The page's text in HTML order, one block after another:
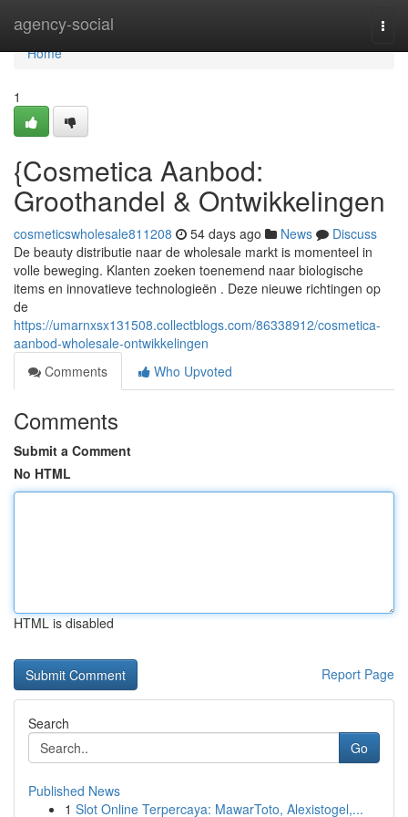
agency-social
Home
Home
1
{Cosmetica Aanbod:
Groothandel & Ontwikkelingen
cosmeticswholesale811208 54 days ago News
Discuss
De beauty distributie naar de wholesale markt is momenteel in
volle beweging. Klanten zoeken toenemend naar biologische
items en innovatieve technologieën . Deze nieuwe richtingen op
de
https://umarnxsx131508.collectblogs.com/86338912/cosmetica-
aanbod-wholesale-ontwikkelingen
Comments
Who Upvoted
Comments
Submit a Comment
No HTML
HTML is disabled
Report Page
Search
Go
Published News
1 Slot Online Terpercaya: MawarToto, Alexistogel,...